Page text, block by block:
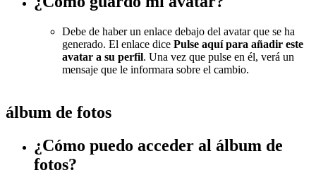
Debe de haber un enlace debajo del avatar que se ha
generado. El enlace dice Pulse aquí para añadir este
avatar a su perfil. Una vez que pulse en él, verá un
mensaje que le informara sobre el cambio.
álbum de fotos
¿Cómo puedo acceder al álbum de
fotos?